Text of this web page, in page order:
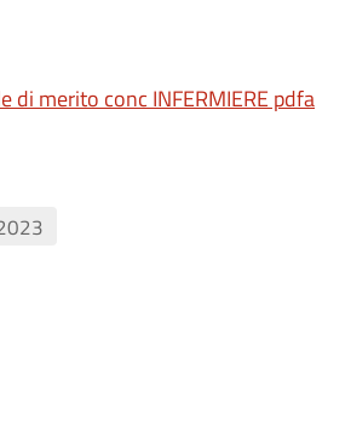
di merito conc INFERMIERE pdfa